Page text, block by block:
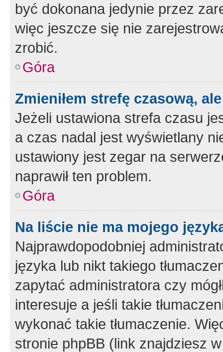
być dokonana jedynie przez
więc jeszcze się nie
zrobić.
Góra
Zmieniłem strefę czasową,
Jeżeli ustawiona strefa czasu
a czas nadal jest wyświetlany
ustawiony jest zegar na
naprawił ten problem.
Góra
Na liście nie ma mojego
Najprawdopodobniej
języka lub nikt takiego
zapytać administratora czy
interesuje a jeśli takie
wykonać takie tłumaczenie.
stronie phpBB (link znajdziesz